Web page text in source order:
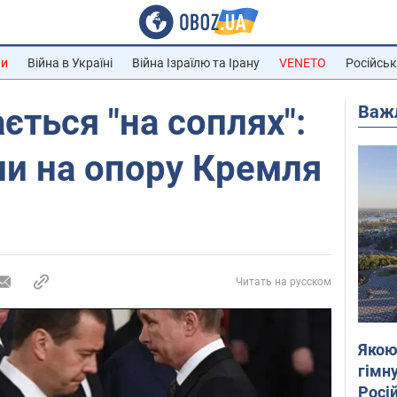
Війна в Україні Війна Ізраїлю та Ірану VENETO
"на соплях":
на опору Кремля
Читать на русском
Якою